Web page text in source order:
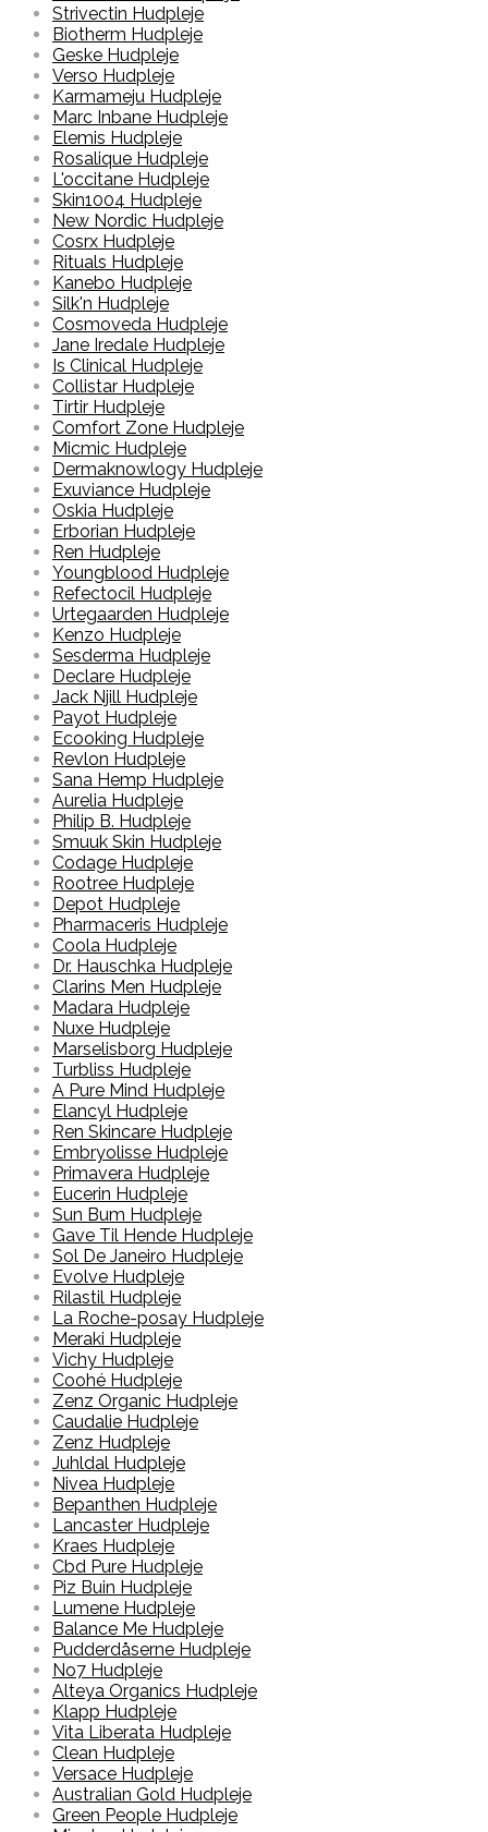
Strivectin Hudpleje
Biotherm Hudpleje
Geske Hudpleje
Verso Hudpleje
Karmameju Hudpleje
Marc Inbane Hudpleje
Elemis Hudpleje
Rosalique Hudpleje
L'occitane Hudpleje
Skin1004 Hudpleje
New Nordic Hudpleje
Cosrx Hudpleje
Rituals Hudpleje
Kanebo Hudpleje
Silk'n Hudpleje
Cosmoveda Hudpleje
Jane Iredale Hudpleje
Is Clinical Hudpleje
Collistar Hudpleje
Tirtir Hudpleje
Comfort Zone Hudpleje
Micmic Hudpleje
Dermaknowlogy Hudpleje
Exuviance Hudpleje
Oskia Hudpleje
Erborian Hudpleje
Ren Hudpleje
Youngblood Hudpleje
Refectocil Hudpleje
Urtegaarden Hudpleje
Kenzo Hudpleje
Sesderma Hudpleje
Declare Hudpleje
Jack Njill Hudpleje
Payot Hudpleje
Ecooking Hudpleje
Revlon Hudpleje
Sana Hemp Hudpleje
Aurelia Hudpleje
Philip B. Hudpleje
Smuuk Skin Hudpleje
Codage Hudpleje
Rootree Hudpleje
Depot Hudpleje
Pharmaceris Hudpleje
Coola Hudpleje
Dr. Hauschka Hudpleje
Clarins Men Hudpleje
Madara Hudpleje
Nuxe Hudpleje
Marselisborg Hudpleje
Turbliss Hudpleje
A Pure Mind Hudpleje
Elancyl Hudpleje
Ren Skincare Hudpleje
Embryolisse Hudpleje
Primavera Hudpleje
Eucerin Hudpleje
Sun Bum Hudpleje
Gave Til Hende Hudpleje
Sol De Janeiro Hudpleje
Evolve Hudpleje
Rilastil Hudpleje
La Roche-posay Hudpleje
Meraki Hudpleje
Vichy Hudpleje
Coohé Hudpleje
Zenz Organic Hudpleje
Caudalie Hudpleje
Zenz Hudpleje
Juhldal Hudpleje
Nivea Hudpleje
Bepanthen Hudpleje
Lancaster Hudpleje
Kraes Hudpleje
Cbd Pure Hudpleje
Piz Buin Hudpleje
Lumene Hudpleje
Balance Me Hudpleje
Pudderdåserne Hudpleje
No7 Hudpleje
Alteya Organics Hudpleje
Klapp Hudpleje
Vita Liberata Hudpleje
Clean Hudpleje
Versace Hudpleje
Australian Gold Hudpleje
Green People Hudpleje